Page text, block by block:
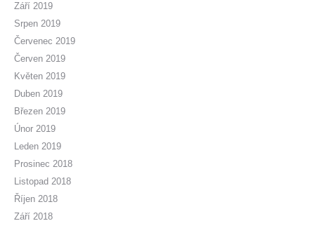
Září 2019
Srpen 2019
Červenec 2019
Červen 2019
Květen 2019
Duben 2019
Březen 2019
Únor 2019
Leden 2019
Prosinec 2018
Listopad 2018
Říjen 2018
Září 2018